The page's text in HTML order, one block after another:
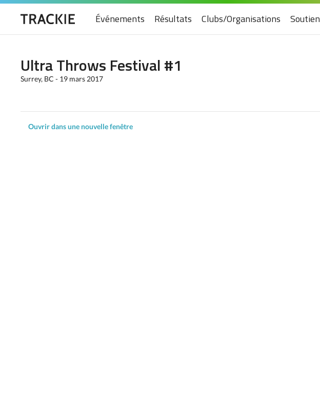
Événements Résultats Clubs/Organisations Soutien
Ultra Throws Festival #1
Surrey, BC - 19 mars 2017
Ouvrir dans une nouvelle fenêtre